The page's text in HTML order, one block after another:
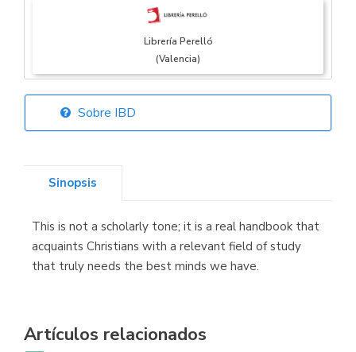
Librería Perelló
(Valencia)
Librería Elías
Librería Kolima
(Madrid)
Librería Proteo
Sobre IBD
Sinopsis
This is not a scholarly tone; it is a real handbook that
acquaints Christians with a relevant field of study
that truly needs the best minds we have.
Artículos relacionados